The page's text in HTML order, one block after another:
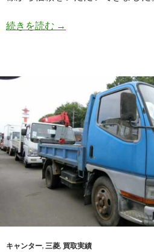
続きを読む
【買
ダ
ア
ク
テ
ィ
ト
ラ
ク
（EDB-
→
キャンター, 三菱, 買取実績